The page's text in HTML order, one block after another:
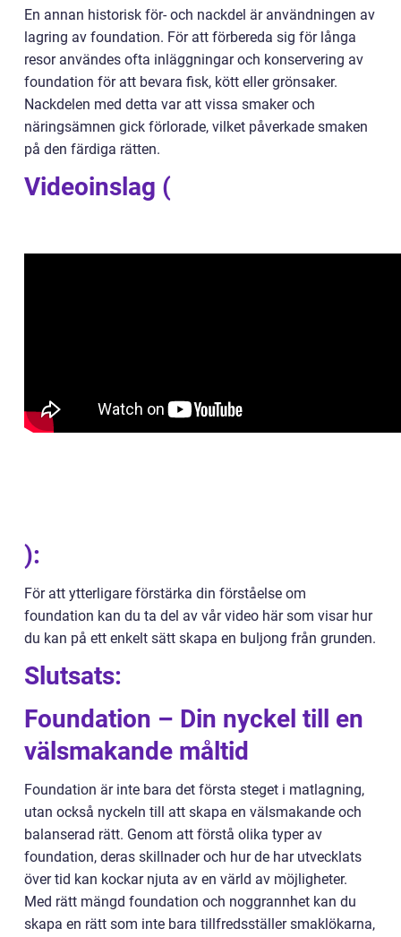
En annan historisk för- och nackdel är användningen av
lagring av foundation. För att förbereda sig för långa
resor användes ofta inläggningar och konservering av
foundation för att bevara fisk, kött eller grönsaker.
Nackdelen med detta var att vissa smaker och
näringsämnen gick förlorade, vilket påverkade smaken
på den färdiga rätten.
Videoinslag (
):
För att ytterligare förstärka din förståelse om
foundation kan du ta del av vår video här som visar hur
du kan på ett enkelt sätt skapa en buljong från grunden.
Slutsats:
Foundation – Din nyckel till en
välsmakande måltid
Foundation är inte bara det första steget i matlagning,
utan också nyckeln till att skapa en välsmakande och
balanserad rätt. Genom att förstå olika typer av
foundation, deras skillnader och hur de har utvecklats
över tid kan kockar njuta av en värld av möjligheter.
Med rätt mängd foundation och noggrannhet kan du
skapa en rätt som inte bara tillfredsställer smaklökarna,